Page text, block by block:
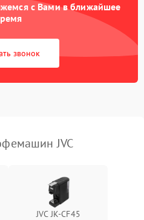
с Вами в ближайшее
звонок
JVC
JVC JK-CF45